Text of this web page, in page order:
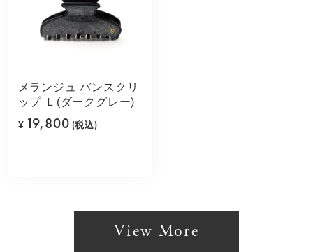
メランジュ バンスクリ
ップ Ｌ(ダークグレー)
¥ 19,800 (税込)
View More